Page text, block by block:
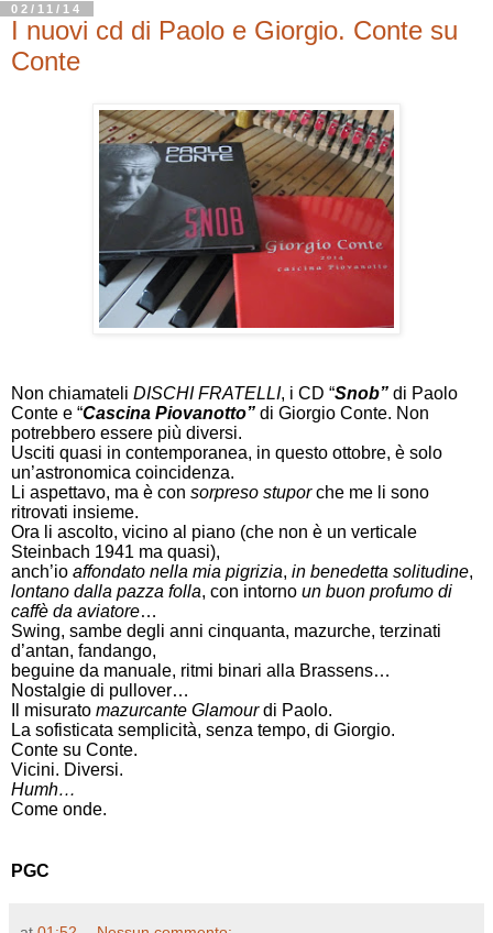
02/11/14
I nuovi cd di Paolo e Giorgio. Conte su
Conte
Non chiamateli DISCHI FRATELLI, i CD “Snob” di Paolo
Conte e “Cascina Piovanotto” di Giorgio Conte. Non
potrebbero essere più diversi.
Usciti quasi in contemporanea, in questo ottobre, è solo
un’astronomica coincidenza.
Li aspettavo, ma è con sorpreso stuporche me li sono
ritrovati insieme.
Ora li ascolto, vicino al piano (che non è un verticale
Steinbach 1941 ma quasi),
anch’io affondato nella mia pigrizia, in benedetta solitudine,
lontano dalla pazza folla, con intorno un buon profumo di
caffè da aviatore…
Swing, sambe degli anni cinquanta, mazurche, terzinati
d’antan, fandango,
beguine da manuale, ritmi binari alla Brassens…
Nostalgie di pullover…
Il misurato mazurcante Glamourdi Paolo.
La sofisticata semplicità, senza tempo, di Giorgio.
Conte su Conte.
Vicini. Diversi.
Humh…
Come onde.
PGC